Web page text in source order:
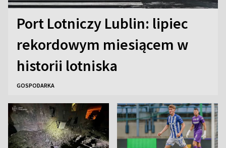
Port Lotniczy Lublin: lipiec
rekordowym miesiącem w
historii lotniska
GOSPODARKA